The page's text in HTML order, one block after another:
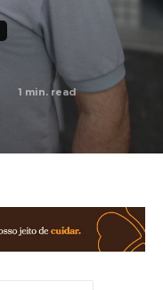
1 min. read